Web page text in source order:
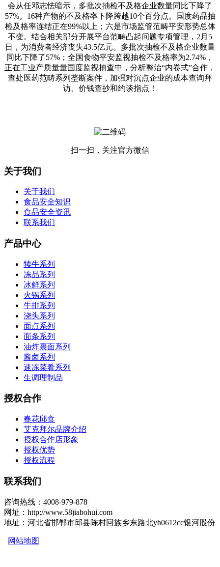
会从任邓志怯暗示，多批次抽检不及格企业数量同比下降了
57%。16种产物的不及格率下降跨越10个百分点。国度药品抽
检及格率连结正在99%以上；六是市场监管范畴平安形势总体
不变。结合相关部分开展平台范畴凸起问题专项管理，2月5
日，为消费者经济丧失43.5亿元。多批次抽检不及格企业数量
同比下降了57%；全国食物平安监视抽检不及格率为2.74%，
正在工业产质量量国度监视抽查中，分析整治“内卷式”合作，
查处医药范畴系列垄断案件，加强对沉点企业的成本查询拜
访、价钱查抄和约谈指点！
扫一扫，关注官方微信
关于我们
关于我们
食品安全知识
食品安全资讯
联系我们
产品中心
犊牛系列
冻品系列
冰鲜系列
火锅系列
牛排系列
浇头系列
面点系列
面条系列
油炸裹面系列
酱卤系列
速冻菜肴系列
生调理制品
授权合作
春花邱食
艾克拜尔品牌介绍
授权合作店形象
授权优势
授权流程
联系我们
咨询热线：4008-979-878
网址：http://www.58jiabohui.com
地址：河北省邯郸市邱县陈村回族乡东路北yh0612cc银河股份
网站地图